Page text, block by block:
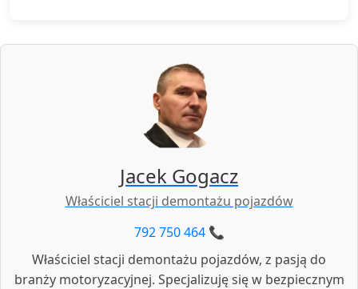
formalności. Cały proces jest szybki i
wygodny, a Ty możesz liczyć na pełną
przejrzystość transakcji.
Jacek Gogacz
Właściciel stacji demontażu pojazdów
792 750 464 📞
Właściciel stacji demontażu pojazdów, z pasją do
branży motoryzacyjnej. Specjalizuję się w bezpiecznym